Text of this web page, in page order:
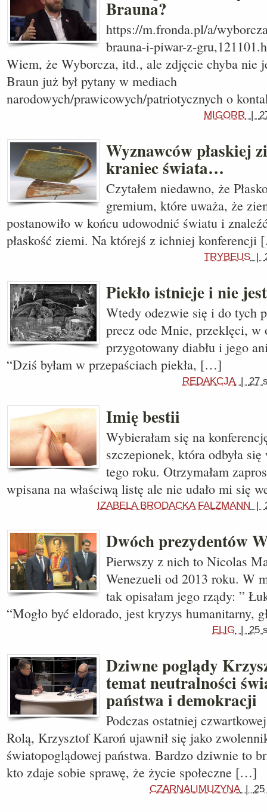
Brauna?
https://m.fronda.pl/a/
brauna-i-piwar-z-
Wiem, że Wyborcza, itd., ale zdjęcie chyba nie
Braun już był pytany w mediach
narodowych/prawicowych/patriotycznych o
MIGORR |
Wyznawców płaskiej
kraniec świata…
Czytałem niedawno, że
gremium, które uważa, że
postanowiło w końcu udowodnić światu i
płaskość ziemi. Na którejś z ichniej
TRYBEUS |
Piekło istnieje i nie
Wtedy odezwie się i do tych
precz ode Mnie, przeklęci, w
przygotowany diabłu i jego
“Dziś byłam w przepaściach piekła, […]
REDAKCJA| 27
Imię bestii
Wybierałam się na
szczepionek, która odbyła
tego roku. Otrzymałam
wpisana na właściwą listę ale nie udało mi się
IZABELA BRODACKA FALZMANN |
Dwóch prezydentów
Pierwszy z nich to Nicolas
Wenezueli od 2013 roku. W
tak opisałam jego rządy: ”
“Mogło być eldorado, jest kryzys humanitarny,
ELIG | 25
Dziwne poglądy
temat neutralności
państwa i demokracji
Podczas ostatniej
Rolą, Krzysztof Karoń ujawnił się jako
światopoglądowej państwa. Bardzo dziwnie to
kto zdaje sobie sprawę, że życie społeczne […]
CZARNALIMUZYNA|